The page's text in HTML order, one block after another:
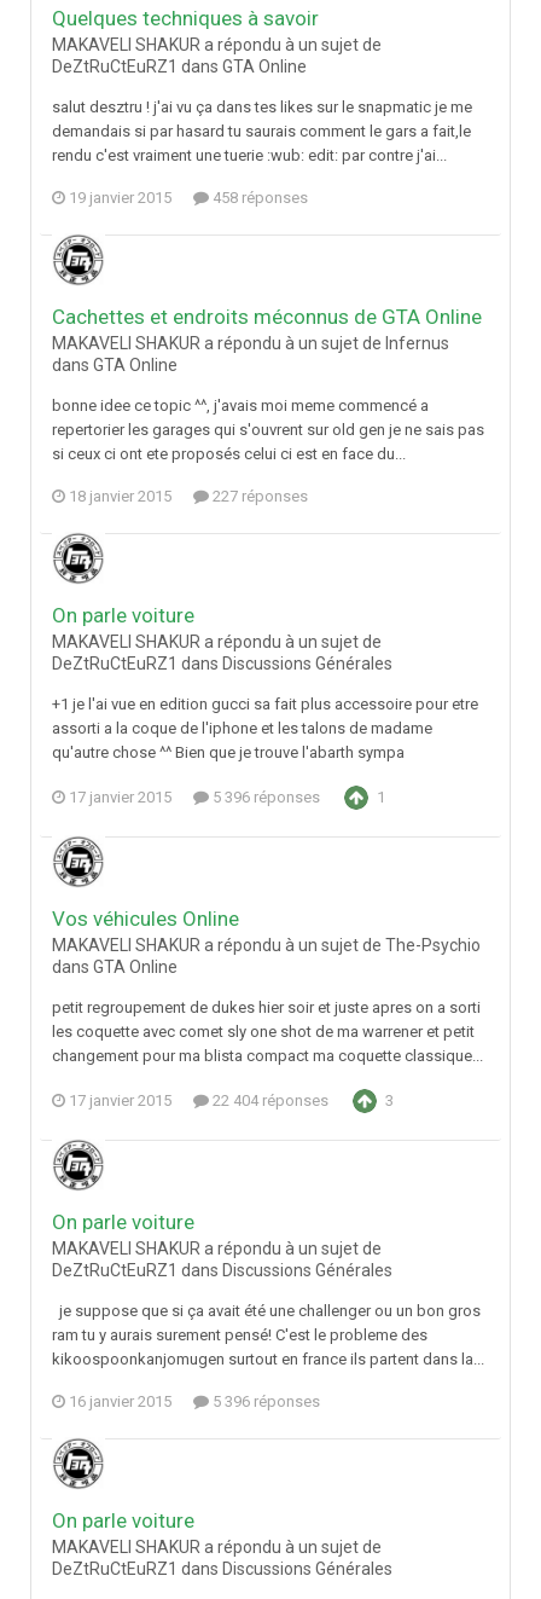
Quelques techniques à savoir
MAKAVELI SHAKUR a répondu à un sujet de
DeZtRuCtEuRZ1 dans GTA Online
salut desztru ! j'ai vu ça dans tes likes sur le snapmatic je me
demandais si par hasard tu saurais comment le gars a fait,le
rendu c'est vraiment une tuerie :wub: edit: par contre j'ai...
19 janvier 2015 458 réponses
Cachettes et endroits méconnus de GTA Online
MAKAVELI SHAKUR a répondu à un sujet de Infernus
dans GTA Online
bonne idee ce topic ^^, j'avais moi meme commencé a
repertorier les garages qui s'ouvrent sur old gen je ne sais pas
si ceux ci ont ete proposés celui ci est en face du...
18 janvier 2015 227 réponses
On parle voiture
MAKAVELI SHAKUR a répondu à un sujet de
DeZtRuCtEuRZ1 dans Discussions Générales
+1 je l'ai vue en edition gucci sa fait plus accessoire pour etre
assorti a la coque de l'iphone et les talons de madame
qu'autre chose ^^ Bien que je trouve l'abarth sympa
17 janvier 2015 5 396 réponses 1
Vos véhicules Online
MAKAVELI SHAKUR a répondu à un sujet de The-Psychio
dans GTA Online
petit regroupement de dukes hier soir et juste apres on a sorti
les coquette avec comet sly one shot de ma warrener et petit
changement pour ma blista compact ma coquette classique...
17 janvier 2015 22 404 réponses 3
On parle voiture
MAKAVELI SHAKUR a répondu à un sujet de
DeZtRuCtEuRZ1 dans Discussions Générales
je suppose que si ça avait été une challenger ou un bon gros
ram tu y aurais surement pensé! C'est le probleme des
kikoospoonkanjomugen surtout en france ils partent dans la...
16 janvier 2015 5 396 réponses
On parle voiture
MAKAVELI SHAKUR a répondu à un sujet de
DeZtRuCtEuRZ1 dans Discussions Générales